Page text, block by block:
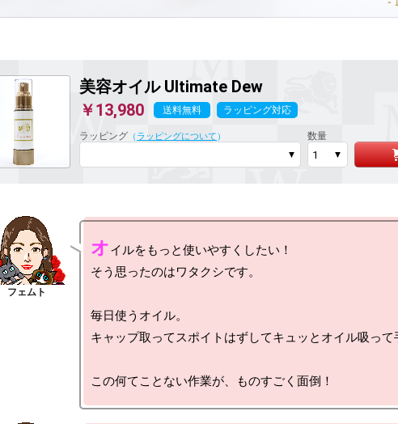
美容オイル Ultimate Dew
￥13,980
送料無料 ラッピング対応
ラッピング （ ラッピングについて ） 数量
オイルをもっと使いやすくしたい！
そう思ったのはワタクシです。
毎日使うオイル。
キャップ取ってスポイトはずしてキュッとオイル吸って